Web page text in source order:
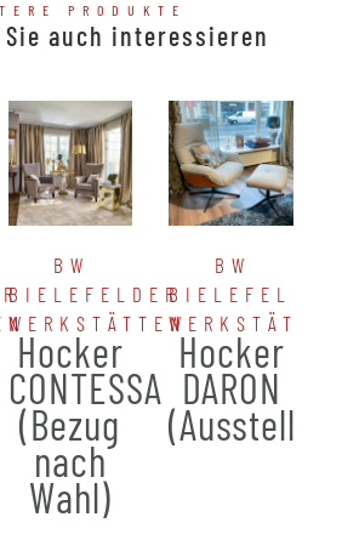
PRODUKTE
Sie auch interessieren
BW
BIELEFELDER
WERKSTÄTTEN
Hocker
CONTESSA
(Bezug
nach
Wahl)
BW
BIELEFELDER
Hocker
DARON